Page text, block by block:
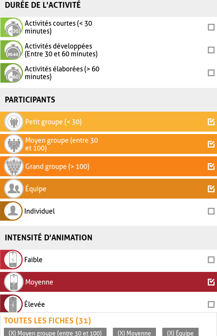
DURÉE DE L'ACTIVITÉ
Activités courtes (< 30
minutes)
Activités développées
(Entre 30 et 60 minutes)
Activités élaborées (> 60
minutes)
PARTICIPANTS
Petit groupe (< 30)
Moyen groupe (entre 30
et 100)
Grand groupe (> 100)
Équipe
Individuel
INTENSITÉ D'ANIMATION
Faible
Moyenne
Élevée
TOUTES LES FICHES (31)
(X) Moyen groupe (entre 30 et 100) (X) Moyenne (X) Équipe